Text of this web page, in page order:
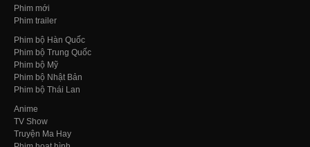
Phim mới
Phim trailer
Phim bộ Hàn Quốc
Phim bộ Trung Quốc
Phim bộ Mỹ
Phim bộ Nhật Bản
Phim bộ Thái Lan
Anime
TV Show
Truyện Ma Hay